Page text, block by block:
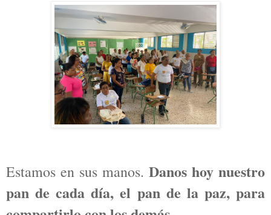
Estamos en sus manos. Danos hoy nuestro
pan de cada día, el pan de la paz, para